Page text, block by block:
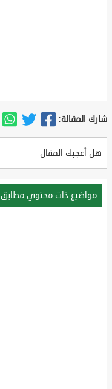
شارك المقالة:
هل أعجبك المقال
مواضيع ذات محتوي مطابق